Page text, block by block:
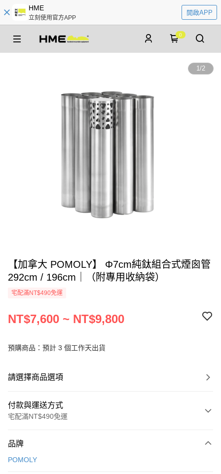
HME
立刻使用官方APP
開啟APP
0
1/2
【加拿大 POMOLY】 Φ7cm純鈦組合式煙囪管
292cm / 196cm｜（附專用收納袋）
宅配滿NT$490免運
NT$7,600 ~ NT$9,800
預購商品：預計 3 個工作天出貨
請選擇商品選項
付款與運送方式
宅配滿NT$490免運
信用卡一次付款
品牌
POMOLY